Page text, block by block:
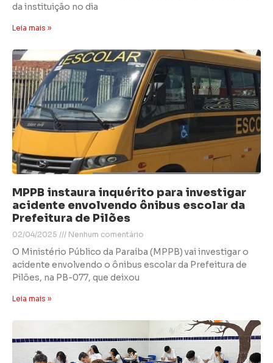
da instituição no dia
Leia mais »
MPPB instaura inquérito para investigar
acidente envolvendo ônibus escolar da
Prefeitura de Pilões
02/04/2025 Nenhum comentário
O Ministério Público da Paraíba (MPPB) vai investigar o
acidente envolvendo o ônibus escolar da Prefeitura de
Pilões, na PB-077, que deixou
Leia mais »